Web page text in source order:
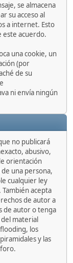
se almacena
su acceso al
a internet. Esto
este acuerdo.
una cookie, un
(por
de su
ni envía ningún
no publicará
abusivo,
orientación
una persona,
cualquier ley
acepta
de autor a
de autor o tenga
material
los
y las